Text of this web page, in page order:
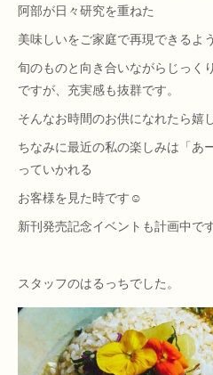
阿部が日々研究を重ねた
美味しいをご家庭で再現できるよ
旬のものと向き合いながらじっく
ですが、充実感も抜群です。
そんなお時間のお供になれたら嬉
ちなみに最近の私の楽しみは「あ
っていかれる
お客様を見た時です☺️
新刊発売記念イベントも計画中で
スタッフのはるっちでした。